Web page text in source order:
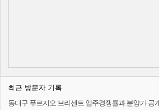
최근 방문자 기록
동대구 푸르지오 브리센트 입주경쟁률과 분양가 공